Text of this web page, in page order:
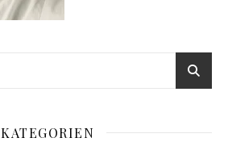
KATEGORIEN